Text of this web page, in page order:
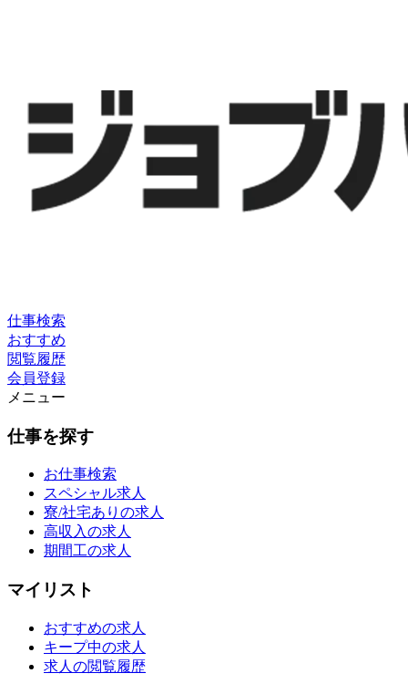
仕事検索
おすすめ
閲覧履歴
会員登録
メニュー
仕事を探す
お仕事検索
スペシャル求人
寮/社宅ありの求人
高収入の求人
期間工の求人
マイリスト
おすすめの求人
キープ中の求人
求人の閲覧履歴